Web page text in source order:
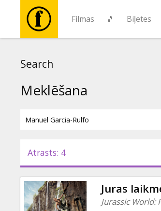
Filmas 🎵 Biļetes
Pasākumi
Ziņas
Search
Meklēšana
Atrasts: 4
Juras
Jurassic World: